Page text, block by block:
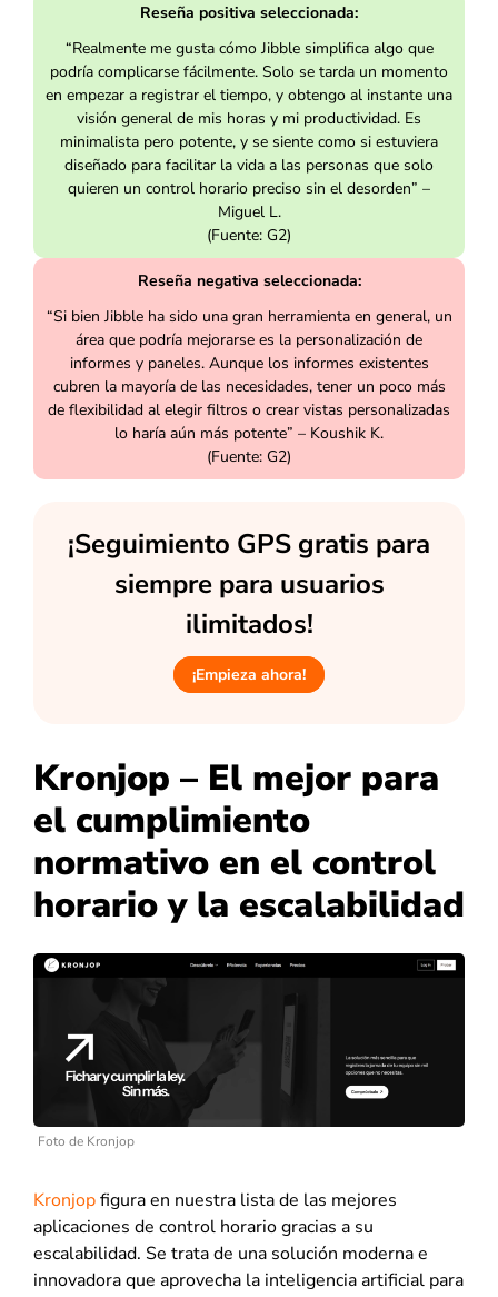
Reseña positiva seleccionada:
“Realmente me gusta cómo Jibble simplifica algo que
podría complicarse fácilmente. Solo se tarda un momento
en empezar a registrar el tiempo, y obtengo al instante una
visión general de mis horas y mi productividad. Es
minimalista pero potente, y se siente como si estuviera
diseñado para facilitar la vida a las personas que solo
quieren un control horario preciso sin el desorden” –
Miguel L.
(Fuente: G2)
Reseña negativa seleccionada:
“Si bien Jibble ha sido una gran herramienta en general, un
área que podría mejorarse es la personalización de
informes y paneles. Aunque los informes existentes
cubren la mayoría de las necesidades, tener un poco más
de flexibilidad al elegir filtros o crear vistas personalizadas
lo haría aún más potente” – Koushik K.
(Fuente: G2)
¡Seguimiento GPS gratis para
siempre para usuarios
ilimitados!
¡Empieza ahora!
Kronjop – El mejor para
el cumplimiento
normativo en el control
horario y la escalabilidad
Foto de Kronjop
Kronjopfigura en nuestra lista de las mejores
aplicaciones de control horario gracias a su
escalabilidad. Se trata de una solución moderna e
innovadora que aprovecha la inteligencia artificial para